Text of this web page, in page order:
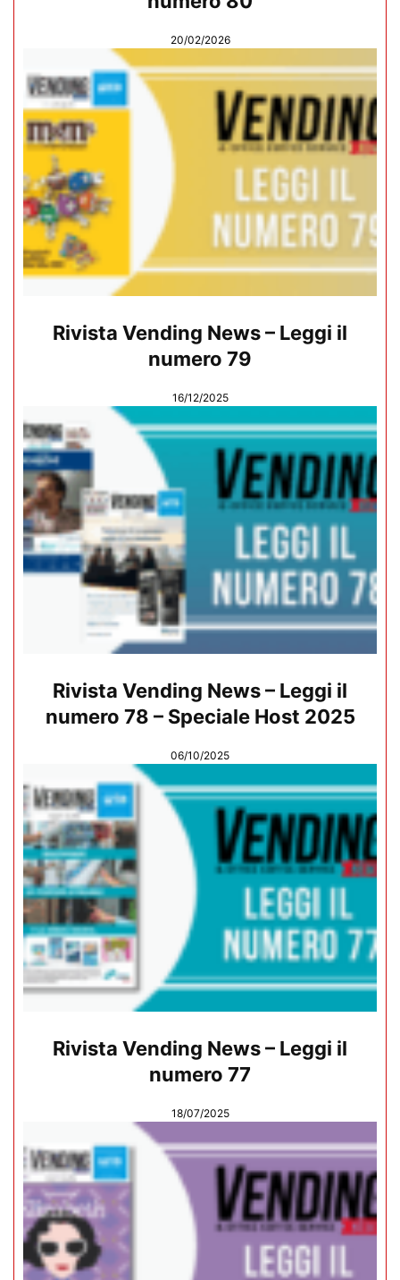
20/02/2026
Rivista Vending News – Leggi il
numero 79
16/12/2025
Rivista Vending News – Leggi il
numero 78 – Speciale Host 2025
06/10/2025
Rivista Vending News – Leggi il
numero 77
18/07/2025